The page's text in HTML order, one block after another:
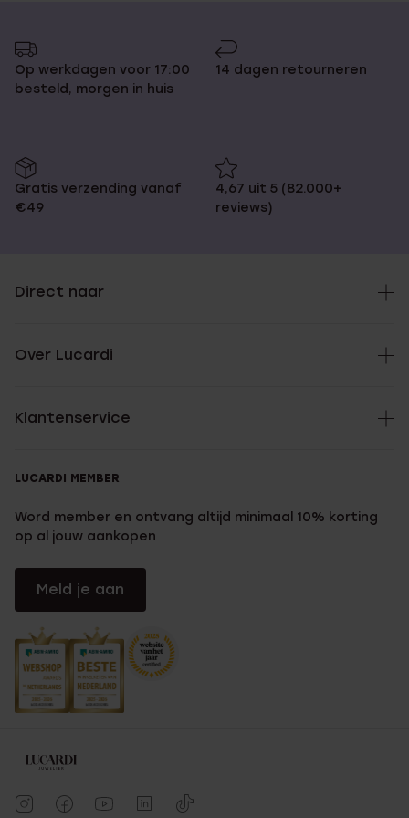
Op werkdagen voor 17:00
besteld, morgen in huis
14 dagen retourneren
Gratis verzending vanaf
€49
4,67 uit 5 (82.000+
reviews)
Direct naar
Over Lucardi
Klantenservice
LUCARDI MEMBER
Word member en ontvang altijd minimaal 10% korting
op al jouw aankopen
Meld je aan